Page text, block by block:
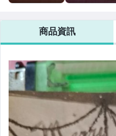
期服飾 老建築
賣)J 269
立臺灣大學土木
片 現況賣)J 695
商品資訊